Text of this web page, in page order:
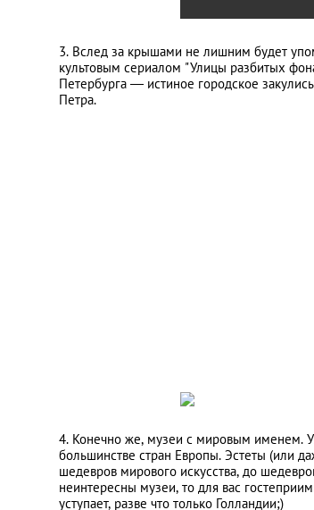
3. Вслед за крышами не лишним будет
культовым сериалом "Улицы разбитых
Петербурга — истиное городское
Петра.
4. Конечно же, музеи с мировым именем.
большинстве стран Европы. Эстеты (или
шедевров мирового искусства, до
неинтересны музеи, то для вас
уступает, разве что только Голландии;)